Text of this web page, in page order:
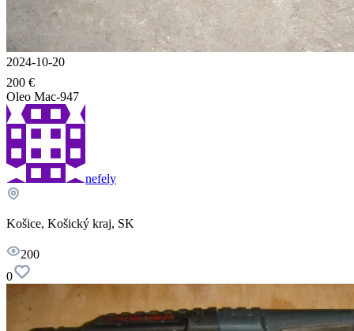
2024-10-20
200 €
Oleo Mac-947
nefely
Košice, Košický kraj, SK
200
0